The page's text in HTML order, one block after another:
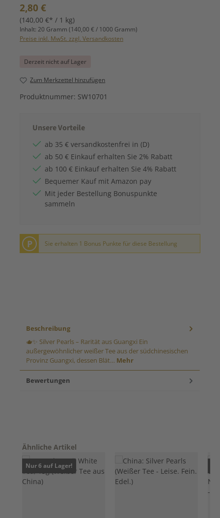
Regulärer Preis:
2,80 €
(140,00 €* / 1 kg)
Inhalt: 20 Gramm (140,00 € / 1000 Gramm)
Preise inkl. MwSt. zzgl. Versandkosten
Derzeit nicht auf Lager
Zum Merkzettel hinzufügen
Produktnummer: SW10701
Unsere Vorteile
ab 35 € versandkostenfrei in (D)
ab 50 € Einkauf erhalten Sie 2% Rabatt
ab 100 € Einkauf erhalten Sie 4% Rabatt
Bequemer Kauf mit Amazon pay
Mit jeder Bestellung Bonuspunkte
sammeln
P Sie erhalten 1 Bonus Punkte für diese Bestellung
Beschreibung
🫖✨ Silver Pearls – Rarität aus Guangxi Ein
außergewöhnlicher weißer Tee aus der südchinesischen
Provinz Guangxi, dessen Blät… Mehr
Bewertungen
Produktgalerie überspringen
Ähnliche Artikel
Nur 6 auf Lager!